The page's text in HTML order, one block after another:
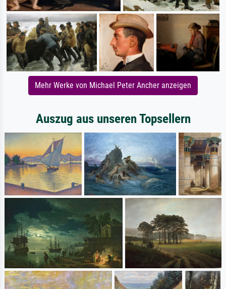
Mehr Werke von Michael Peter Ancher anzeigen
Auszug aus unseren Topsellern